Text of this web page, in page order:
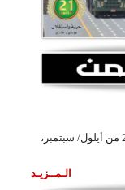
«لا» 21 السياسي - صباح الذكرى التاسعة لثورة 21 من أيلول/ سبتمبر،
الـمــزيـد